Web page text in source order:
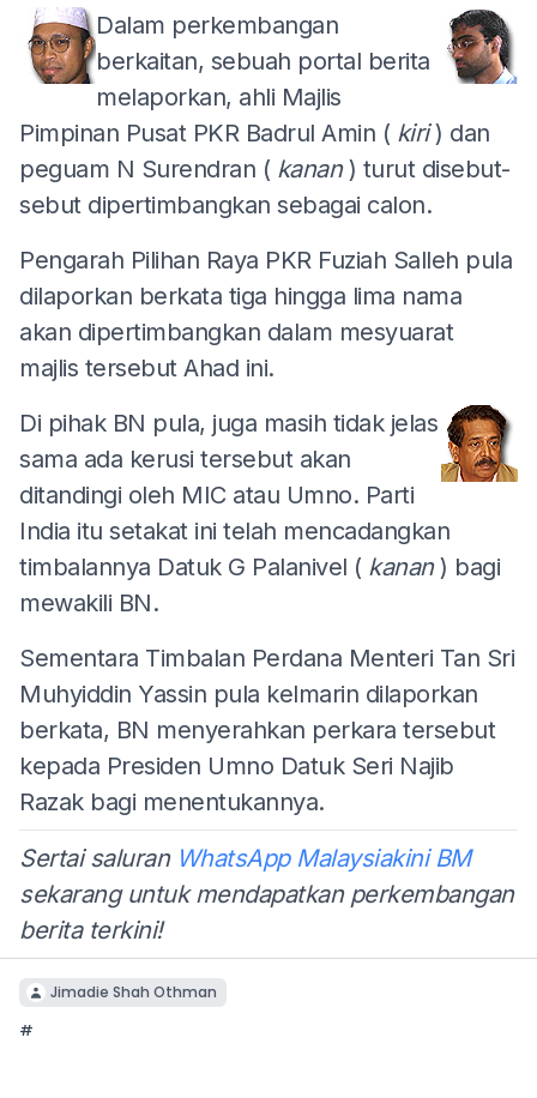
Dalam perkembangan
berkaitan, sebuah portal berita
melaporkan, ahli Majlis
Pimpinan Pusat PKR Badrul Amin ( kiri) dan
peguam N Surendran ( kanan) turut disebut-
sebut dipertimbangkan sebagai calon.
Pengarah Pilihan Raya PKR Fuziah Salleh pula
dilaporkan berkata tiga hingga lima nama
akan dipertimbangkan dalam mesyuarat
majlis tersebut Ahad ini.
Di pihak BN pula, juga masih tidak jelas
sama ada kerusi tersebut akan
ditandingi oleh MIC atau Umno. Parti
India itu setakat ini telah mencadangkan
timbalannya Datuk G Palanivel ( kanan) bagi
mewakili BN.
Sementara Timbalan Perdana Menteri Tan Sri
Muhyiddin Yassin pula kelmarin dilaporkan
berkata, BN menyerahkan perkara tersebut
kepada Presiden Umno Datuk Seri Najib
Razak bagi menentukannya.
Sertai saluran WhatsApp Malaysiakini BM
sekarang untuk mendapatkan perkembangan
berita terkini!
Jimadie Shah Othman
#